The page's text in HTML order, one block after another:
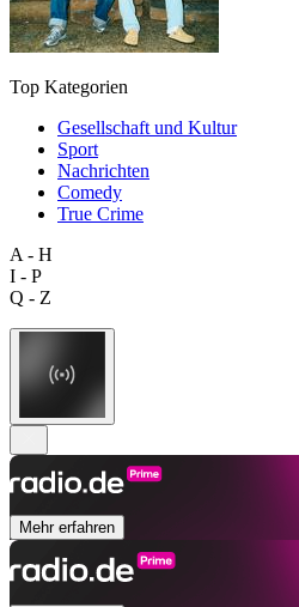
Top Kategorien
Gesellschaft und Kultur
Sport
Nachrichten
Comedy
True Crime
A - H
I - P
Q - Z
Mehr erfahren